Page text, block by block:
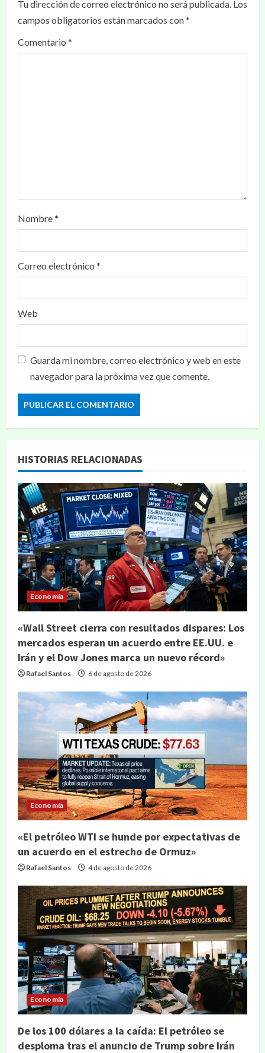
Tu dirección de correo electrónico no será publicada. Los
campos obligatorios están marcados con*
Comentario *
Nombre*
Correo electrónico *
Web
Guarda mi nombre, correo electrónico y web en este
navegador para la próxima vez que comente.
HISTORIAS RELACIONADAS
Economía
«Wall Street cierra con resultados dispares: Los
mercados esperan un acuerdo entre EE.UU. e
Irán y el Dow Jones marca un nuevo récord»
Rafael Santos 6 de agosto de 2026
Economía
«El petróleo WTI se hunde por expectativas de
un acuerdo en el estrecho de Ormuz»
Rafael Santos 4 de agosto de 2026
Economía
De los 100 dólares a la caída: El petróleo se
desploma tras el anuncio de Trump sobre Irán